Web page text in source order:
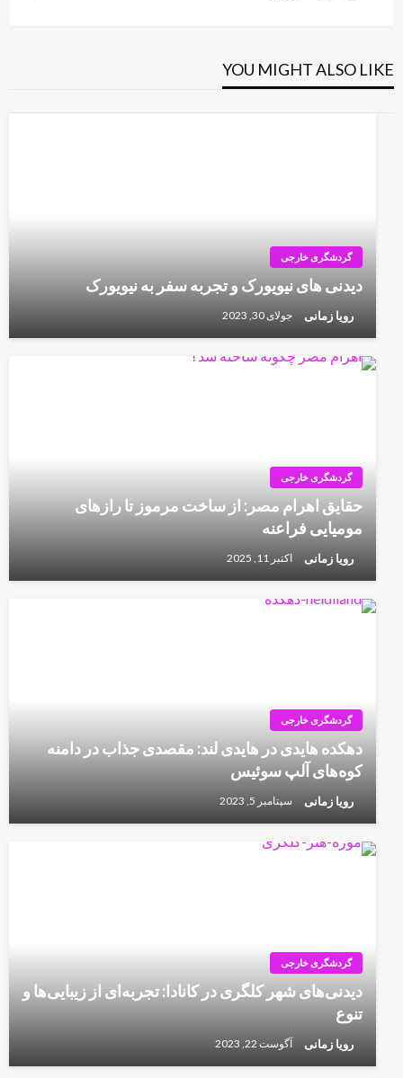
YOU MIGHT ALSO LIKE
گردشگری خارجی
دیدنی های نیویورک و تجربه سفر به نیویورک
رویا زمانی جولای 30, 2023
گردشگری خارجی
حقایق اهرام مصر: از ساخت مرموز تا رازهای
مومیایی فراعنه
رویا زمانی اکتبر 11, 2025
گردشگری خارجی
دهکده هایدی در هایدی لند: مقصدی جذاب در دامنه
کوه‌های آلپ سوئیس
رویا زمانی سپتامبر 5, 2023
گردشگری خارجی
دیدنی‌های شهر کلگری در کانادا: تجربه‌ای از زیبایی‌ها و
تنوع
رویا زمانی آگوست 22, 2023